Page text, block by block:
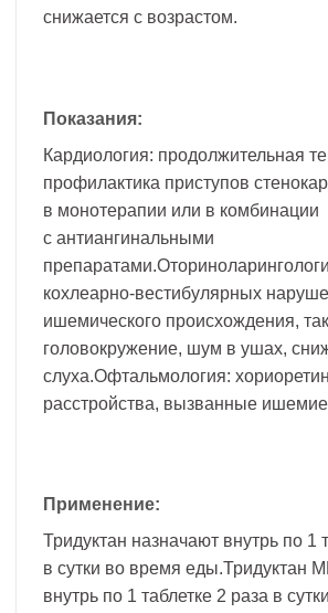
снижается с возрастом.
Показания:
Кардиология: продолжительная
профилактика приступов
в монотерапии или в комбинации
с антиангинальными
кохлеарно-вестибулярных
ишемического происхождения,
головокружение, шум в ушах,
слуха.Офтальмология:
расстройства, вызванные
Применение:
Тридуктан назначают внутрь по 1
в сутки во время еды.Тридуктан
внутрь по 1 таблетке 2 раза в